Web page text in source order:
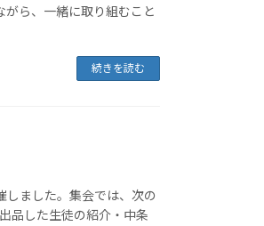
ら、一緒に取り組むこと
続きを読む
しました。集会では、次の
品した生徒の紹介・中条